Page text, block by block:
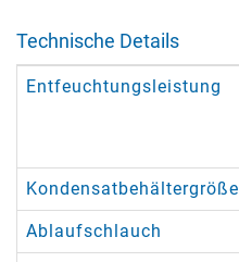
Technische Details
Entfeuchtungsleistung
Kondensatbehältergröße
Ablaufschlauch